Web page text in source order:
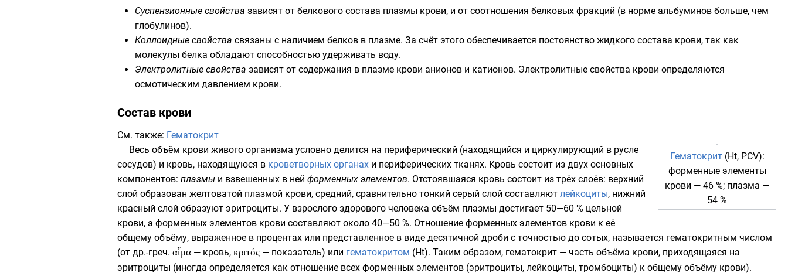
Суспензионные свойства зависят от белкового состава плазмы крови, и от соотношения белковых фракций (в норме альбуминов больше, чем
глобулинов).
Коллоидные свойства связаны с наличием белков в плазме. За счёт этого обеспечивается постоянство жидкого состава крови, так как
молекулы белка обладают способностью удерживать воду.
Электролитные свойства зависят от содержания в плазме крови анионов и катионов. Электролитные свойства крови определяются
осмотическим давлением крови.
Состав крови
Гематокрит(Ht, PCV):
форменные элементы
крови — 46 %; плазма —
54 %
См. также: Гематокрит
Весь объём крови живого организма условно делится на периферический (находящийся и циркулирующий в русле
сосудов) и кровь, находящуюся в кроветворных органах и периферических тканях. Кровь состоит из двух основных
компонентов: плазмы и взвешенных в ней форменных элементов. Отстоявшаяся кровь состоит из трёх слоёв: верхний
слой образован желтоватой плазмой крови, средний, сравнительно тонкий серый слой составляют лейкоциты, нижний
красный слой образуют эритроциты. У взрослого здорового человека объём плазмы достигает 50—60 % цельной
крови, а форменных элементов крови составляют около 40—50 %. Отношение форменных элементов крови к её
общему объёму, выраженное в процентах или представленное в виде десятичной дроби с точностью до сотых, называется гематокритным числом
(от др.-греч. αἷμα — кровь, κριτός — показатель) или гематокритом (Ht). Таким образом, гематокрит — часть объёма крови, приходящаяся на
эритроциты (иногда определяется как отношение всех форменных элементов (эритроциты, лейкоциты, тромбоциты) к общему объёму крови).